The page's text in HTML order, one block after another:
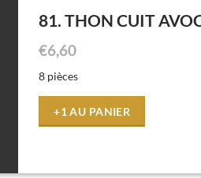
81. THON CUIT
€6,60
8 pièces
+1 AU PANIER